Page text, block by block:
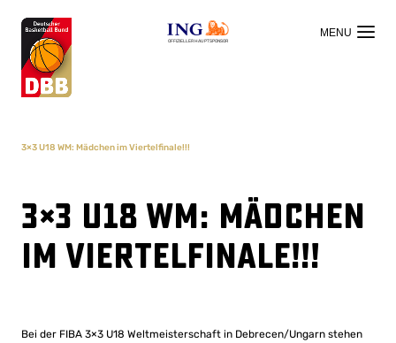
OFFIZIELLER HAUPTSPONSOR
3×3 U18 WM: Mädchen im Viertelfinale!!!
3×3 U18 WM: Mädchen
im Viertelfinale!!!
Bei der FIBA 3×3 U18 Weltmeisterschaft in Debrecen/Ungarn stehen